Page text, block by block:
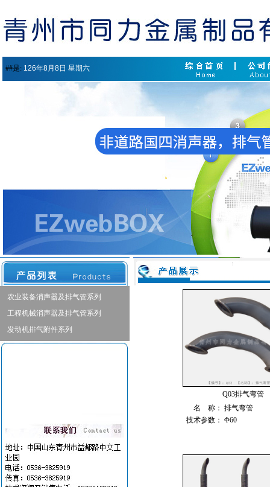
##是: 126年8月8日 星期六
农业装备消声器及排气管系列
工程机械消声器及排气管系列
发动机排气附件系列
Q03排气弯管
名 称： 排气弯管
技术参数： Φ60